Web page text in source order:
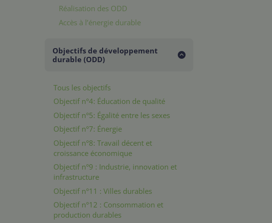
Réalisation des ODD
Accès à l’énergie durable
Objectifs de développement
durable (ODD)
Tous les objectifs
Objectif n°4: Éducation de qualité
Objectif n°5: Égalité entre les sexes
Objectif n°7: Énergie
Objectif n°8: Travail décent et
croissance économique
Objectif n°9 : Industrie, innovation et
infrastructure
Objectif n°11 : Villes durables
Objectif n°12 : Consommation et
production durables